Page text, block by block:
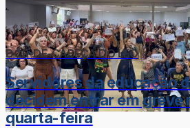
DOR-DE-CABEÇA DO LÉO
Servidores da educação
decidem entrar em greve
quarta-feira